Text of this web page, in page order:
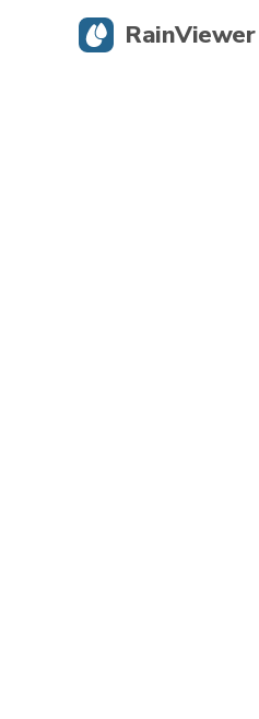
RainViewer